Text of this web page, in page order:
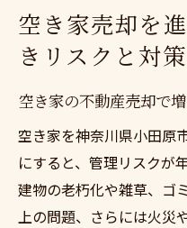
空き家売却を
きリスクと対策
空き家の不動産売却で
空き家を神奈川県小田原
にすると、管理リスクが
建物の老朽化や雑草、ゴ
上の問題、さらには火災